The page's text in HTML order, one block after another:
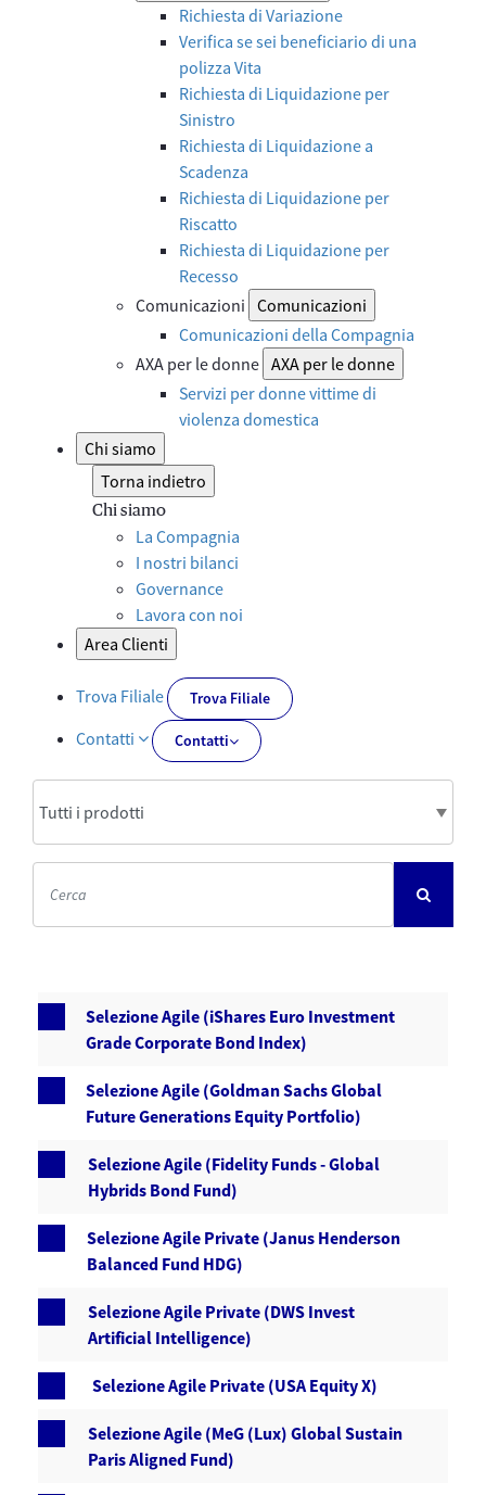
Richiesta di Variazione
Verifica se sei beneficiario di una
polizza Vita
Richiesta di Liquidazione per
Sinistro
Richiesta di Liquidazione a
Scadenza
Richiesta di Liquidazione per
Riscatto
Richiesta di Liquidazione per
Recesso
Comunicazioni Comunicazioni
Comunicazioni della Compagnia
AXA per le donne AXA per le donne
Servizi per donne vittime di
violenza domestica
Chi siamo
Torna indietro
Chi siamo
La Compagnia
I nostri bilanci
Governance
Lavora con noi
Area Clienti
Trova Filiale Trova Filiale
Contatti Contatti
Selezione Agile (iShares Euro Investment
Grade Corporate Bond Index)
Selezione Agile (Goldman Sachs Global
Future Generations Equity Portfolio)
Selezione Agile (Fidelity Funds - Global
Hybrids Bond Fund)
Selezione Agile Private (Janus Henderson
Balanced Fund HDG)
Selezione Agile Private (DWS Invest
Artificial Intelligence)
Selezione Agile Private (USA Equity X)
Selezione Agile (MeG (Lux) Global Sustain
Paris Aligned Fund)